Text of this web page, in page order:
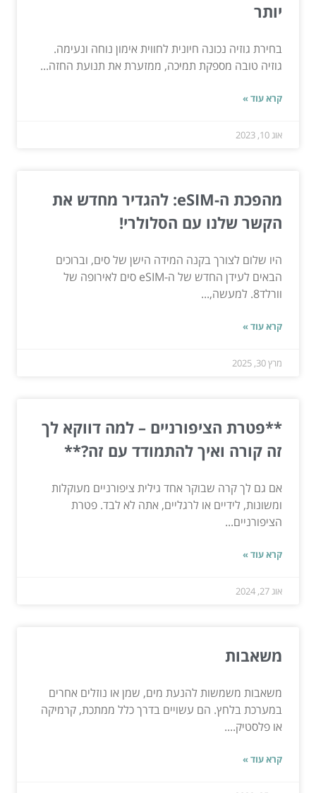
יותר
בחירת גוזיה נכונה חיונית לחווית אימון נוחה ונעימה.
גוזיה טובה מספקת תמיכה, ממזערת את תנועת החזה...
קרא עוד »
אוג 10, 2023
מהפכת ה-eSIM: להגדיר מחדש את
הקשר שלנו עם הסלולרי!
היו שלום לצורך בקנה המידה הישן של סים, וברוכים
הבאים לעידן החדש של ה-eSIM סים לאירופה של
וורלד8. למעשה,...
קרא עוד »
מרץ 30, 2025
**פטרת הציפורניים – למה דווקא לך
זה קורה ואיך להתמודד עם זה?**
אם גם לך קרה שבוקר אחד גילית ציפורניים מעוקלות
ומשונות, לידיים או לרגליים, אתה לא לבד. פטרת
הציפורניים...
קרא עוד »
אוג 27, 2024
משאבות
משאבות משמשות להנעת מים, שמן או נוזלים אחרים
במערכת בלחץ. הם עשויים בדרך כלל ממתכת, קרמיקה
או פלסטיק....
קרא עוד »